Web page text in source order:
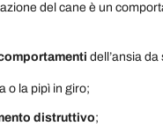
del cane è un
dell’ansia
o la pipì in giro;
distruttivo;